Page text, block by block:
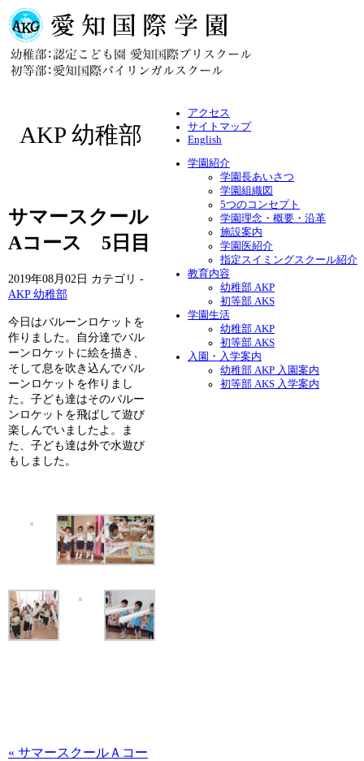
アクセス
サイトマップ
English
学園紹介
学園長あいさつ
学園組織図
5つのコンセプト
学園理念・概要・沿革
施設案内
学園医紹介
指定スイミングスクール紹介
教育内容
幼稚部 AKP
初等部 AKS
学園生活
幼稚部 AKP
初等部 AKS
入園・入学案内
幼稚部 AKP 入園案内
初等部 AKS 入学案内
AKP 幼稚部
サマースクール
Aコース 5日目
2019年08月02日 カテゴリ -
AKP 幼稚部
今日はバルーンロケットを
作りました。自分達でバル
ーンロケットに絵を描き、
そして息を吹き込んでバル
ーンロケットを作りまし
た。子ども達はそのバルー
ンロケットを飛ばして遊び
楽しんでいましたよ。ま
た、子ども達は外で水遊び
もしました。
« サマースクールＡコー